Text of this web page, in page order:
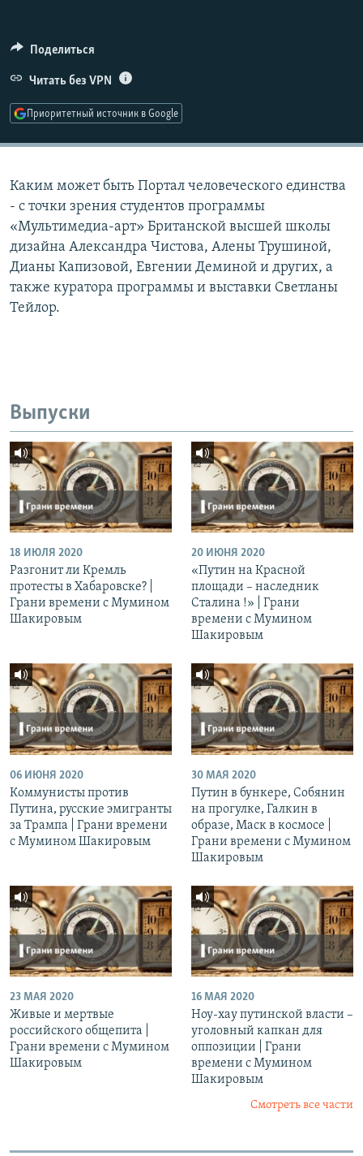
Все сайты РСЕ/РС
Поделиться
Читать без VPN
Приоритетный источник в Google
Каким может быть Портал человеческого единства
- с точки зрения студентов программы
«Мультимедиа-арт» Британской высшей школы
дизайна Александра Чистова, Алены Трушиной,
Дианы Капизовой, Евгении Деминой и других, а
также куратора программы и выставки Светланы
Тейлор.
Выпуски
18 ИЮЛЯ 2020
Разгонит ли Кремль
протесты в Хабаровске? |
Грани времени с Мумином
Шакировым
20 ИЮНЯ 2020
«Путин на Красной
площади – наследник
Сталина !» | Грани
времени с Мумином
Шакировым
06 ИЮНЯ 2020
Коммунисты против
Путина, русские эмигранты
за Трампа | Грани времени
с Мумином Шакировым
30 МАЯ 2020
Путин в бункере, Собянин
на прогулке, Галкин в
образе, Маск в космосе |
Грани времени с Мумином
Шакировым
23 МАЯ 2020
Живые и мертвые
российского общепита |
Грани времени с Мумином
Шакировым
16 МАЯ 2020
Ноу-хау путинской власти –
уголовный капкан для
оппозиции | Грани
времени с Мумином
Шакировым
Смотреть все части